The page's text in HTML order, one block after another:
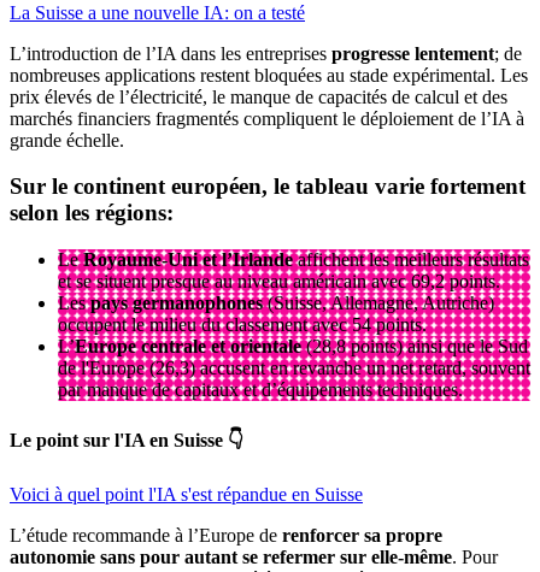
La Suisse a une nouvelle IA: on a testé
L’introduction de l’IA dans les entreprises progresse lentement; de
nombreuses applications restent bloquées au stade expérimental. Les
prix élevés de l’électricité, le manque de capacités de calcul et des
marchés financiers fragmentés compliquent le déploiement de l’IA à
grande échelle.
Sur le continent européen, le tableau varie fortement
selon les régions:
LeRoyaume-Uni et l’Irlandeaffichent les meilleurs résultats
et se situent presque au niveau américain avec 69,2 points.
Lespays germanophones(Suisse, Allemagne, Autriche)
occupent le milieu du classement avec 54 points.
L’Europe centrale et orientale(28,8 points) ainsi que le Sud
de l'Europe (26,3) accusent en revanche un net retard, souvent
par manque de capitaux et d’équipements techniques.
Le point sur l'IA en Suisse 👇
Voici à quel point l'IA s'est répandue en Suisse
L’étude recommande à l’Europe de renforcer sa propre
autonomie sans pour autant se refermer sur elle-même. Pour